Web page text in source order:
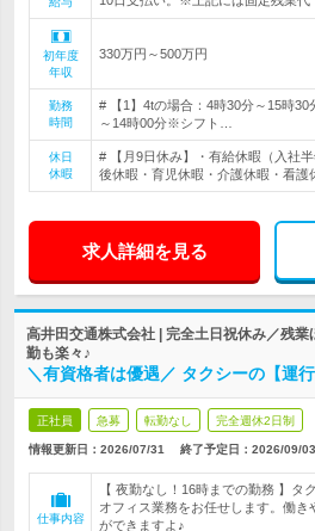
初年度
年収
330万円～500万円
勤務
時間
# 【1】4tの場合：4時30分～15時
～14時00分※シフト…
休日
休暇
# 【月9日休み】・有給休暇（入社
後休暇・育児休暇・介護休暇・看護
求人詳細を見る
高井田交通株式会社 | 完全土日祝休み／残
勤も楽々♪
＼有資格者は優遇／ タクシーの【
正社員 急募 転勤なし 完全週休2日制
情報更新日：2026/07/31 終了予定日： 2026/09/03
仕事内容
【 夜勤なし！16時までの勤務 】タ
オフィス業務をお任せします。働き
ができますよ♪